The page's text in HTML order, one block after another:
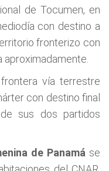
de Tocumen, en
con destino a
fronterizo con
aproximadamente.
vía terrestre
con destino final
sus dos partidos
de Panamá se